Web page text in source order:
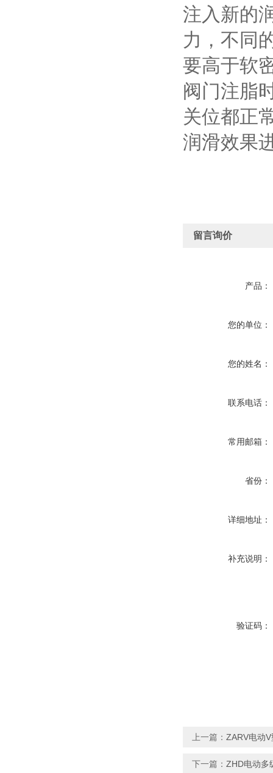
注入新的
力，不同
要高于软
阀门注脂
关位都正
润滑效果
留言询价
产品：
您的单位：
您的姓名：
联系电话：
常用邮箱：
省份：
详细地址：
补充说明：
验证码：
上一篇： ZARV电动
下一篇： ZHD电动多